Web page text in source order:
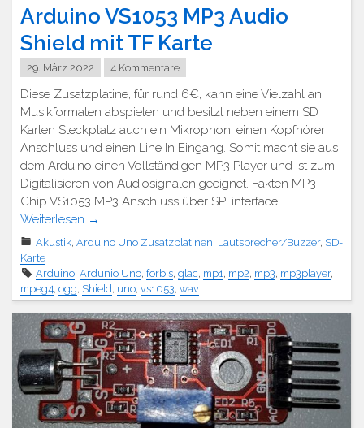
Arduino VS1053 MP3 Audio
Shield mit TF Karte
29. März 2022 4 Kommentare
Diese Zusatzplatine, für rund 6€, kann eine Vielzahl an
Musikformaten abspielen und besitzt neben einem SD
Karten Steckplatz auch ein Mikrophon, einen Kopfhörer
Anschluss und einen Line In Eingang. Somit macht sie aus
dem Arduino einen Vollständigen MP3 Player und ist zum
Digitalisieren von Audiosignalen geeignet. Fakten MP3
Chip VS1053 MP3 Anschluss über SPI interface …
Weiterlesen →
Akustik, Arduino Uno Zusatzplatinen, Lautsprecher/Buzzer, SD-
Karte
Arduino, Ardunio Uno, forbis, glac, mp1, mp2, mp3, mp3player,
mpeg4, ogg, Shield, uno, vs1053, wav